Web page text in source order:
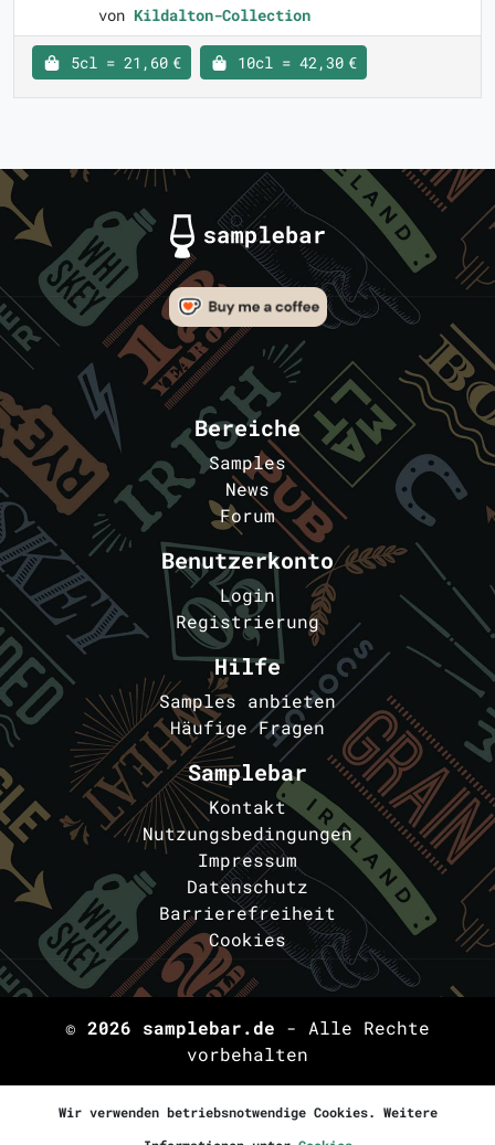
von Kildalton-Collection
5cl = 21,60 € 10cl = 42,30 €
Bereiche
Samples
News
Forum
Benutzerkonto
Login
Registrierung
Hilfe
Samples anbieten
Häufige Fragen
Samplebar
Kontakt
Nutzungsbedingungen
Impressum
Datenschutz
Barrierefreiheit
Cookies
© 2026 samplebar.de - Alle Rechte
vorbehalten
Wir verwenden betriebsnotwendige Cookies. Weitere